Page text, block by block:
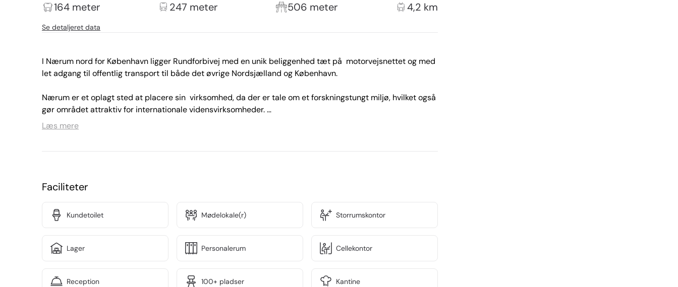
164 meter 247 meter 506 meter 4,2 km
Se detaljeret data
I Nærum nord for København ligger Rundforbivej med en unik beliggenhed tæt på  motorvejsnettet og med
let adgang til offentlig transport til både det øvrige Nordsjælland og København.
Nærum er et oplagt sted at placere sin  virksomhed, da der er tale om et forskningstungt miljø, hvilket også
gør området attraktiv for internationale vidensvirksomheder.
omdannet til et moderne flerbrugerhus med fælles kantine, hvor Serwiz er kantineoperatør, mødecenter,
reception, bad- og omklædningsfaciliteter  samt et hyggeligt gårdmiljø til fælles brug  for ejendommens
moderne med en  fleksibel indretning, som giver mulighed  for storrumsmiljø kombineret med mindre
kontorer/mødelokaler. Der findes tekøkkener og toiletter på hver langside af det
Læs mere
Faciliteter
Kundetoilet Mødelokale(r) Storrumskontor
Lager Personalerum Cellekontor
Reception 100+ pladser Kantine